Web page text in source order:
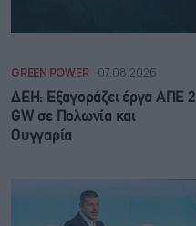
GREEN POWER 07.08.2026
ΔΕΗ: Εξαγοράζει έργα ΑΠΕ 2
GW σε Πολωνία και
Ουγγαρία